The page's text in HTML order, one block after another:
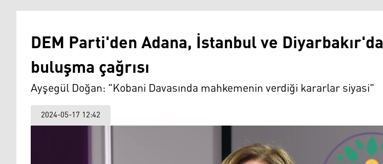
DEM Parti'den Adana, İstanbul ve Diyarbakır'da
buluşma çağrısı
Ayşegül Doğan: "Kobani Davasında mahkemenin verdiği kararlar siyasi"
2024-05-17 12:42